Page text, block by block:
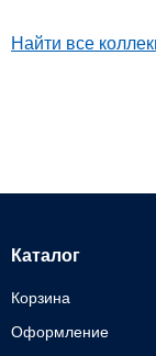
Найти все
Каталог
Корзина
Оформление